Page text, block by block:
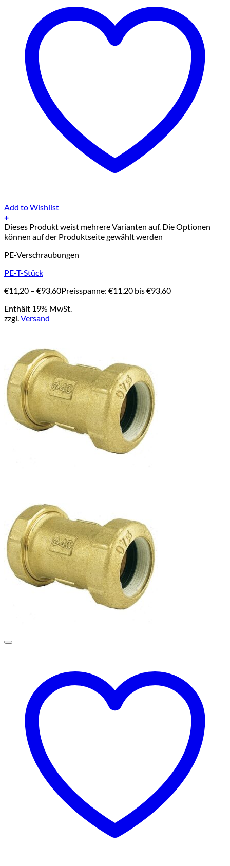
Add to Wishlist
+
Dieses Produkt weist mehrere Varianten auf. Die Optionen
können auf der Produktseite gewählt werden
PE-Verschraubungen
PE-T-Stück
€11,20 – €93,60Preisspanne: €11,20 bis €93,60
Enthält 19% MwSt.
zzgl.Versand